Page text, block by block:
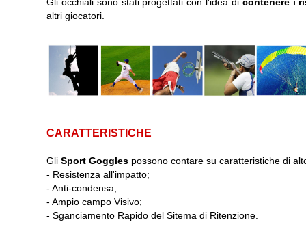
altri giocatori.
CARATTERISTICHE
Gli Sport Goggles possono contare su caratteristiche di
- Resistenza all'impatto;
- Anti-condensa;
- Ampio campo Visivo;
- Sganciamento Rapido del Sitema di Ritenzione.